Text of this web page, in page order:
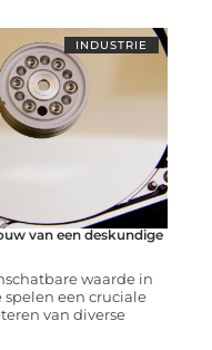
INDUSTRIE
van een deskundige
waarde in
spelen een cruciale
van diverse